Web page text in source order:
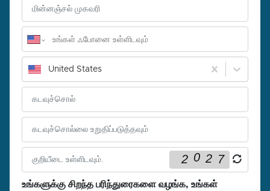
United States
உங்களுக்கு சிறந்த பரிந்துரைகளை வழங்க, உங்கள்